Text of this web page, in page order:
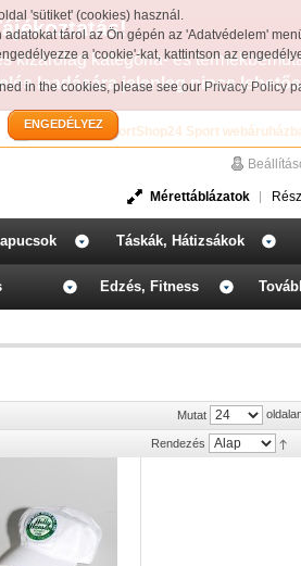
'sütiket' (cookies) használ.
tárol az Ön gépén az 'Adatvédelem'
a 'cookie'-kat, kattintson az
in the cookies, please see ourPrivacy Policy
ENGEDÉLYEZ
kizárólag kategória- és
leadására jelenleg nincs
Üdvözöljük a SportShop24 Sport
Mérettáblázatok
Táskák, Hátizsákok
Edzés, Fitness
Mutat
Rendezés